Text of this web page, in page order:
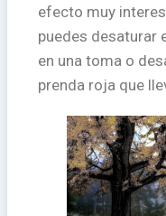
efecto muy
puedes desaturar
en una toma o
prenda roja que